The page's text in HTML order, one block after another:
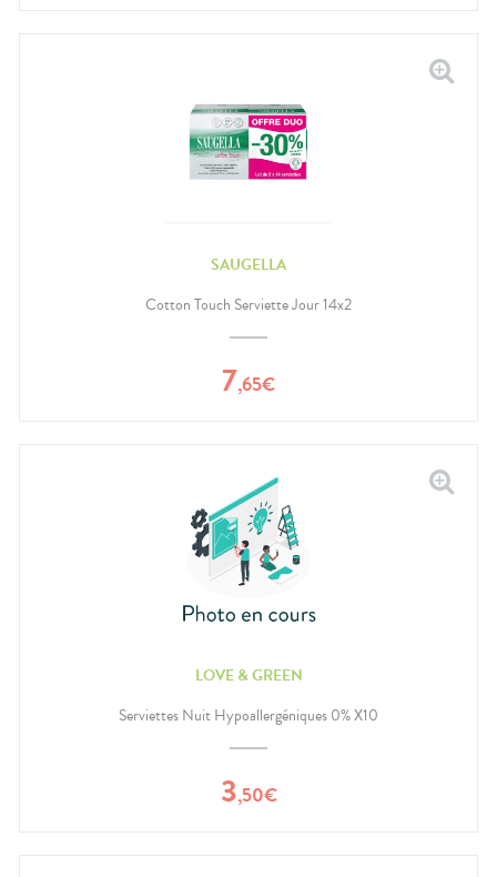
SAUGELLA
Cotton Touch Serviette Jour 14x2
7,65€
LOVE & GREEN
Serviettes Nuit Hypoallergéniques 0% X10
3,50€